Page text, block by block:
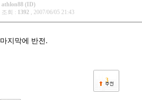
athlon88 (ID)
조회 : 1392 , 2007/06/05 21:43
마지막에 반전.
3